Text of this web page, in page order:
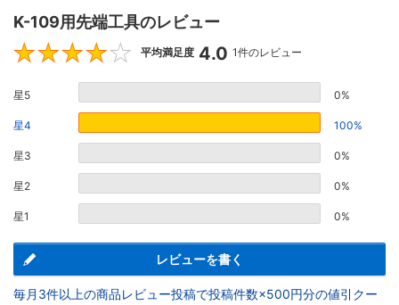
K-109用先端工具のレビュー
4
平均満足度 4.0 1件のレビュー
星5 0%
星4 100%
星3 0%
星2 0%
星1 0%
レビューを書く
毎月3件以上の商品レビュー投稿で投稿件数×500円分の値引クー